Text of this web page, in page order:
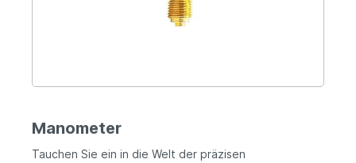
Manometer
Tauchen Sie ein in die Welt der präzisen